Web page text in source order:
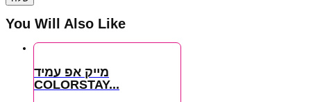
You Will Also Like
מייק אפ עמיד
COLORSTAY...